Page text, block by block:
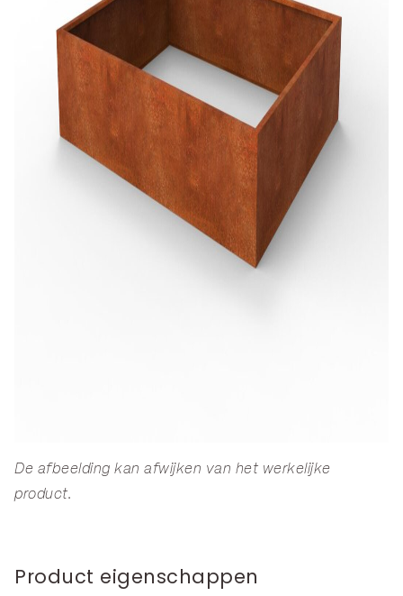
De afbeelding kan afwijken van het werkelijke
product.
Product eigenschappen